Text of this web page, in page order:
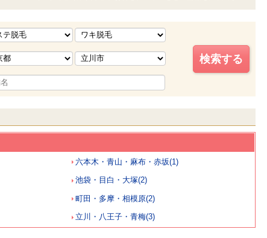
六本木・青山・麻布・赤坂(1)
池袋・目白・大塚(2)
町田・多摩・相模原(2)
立川・八王子・青梅(3)